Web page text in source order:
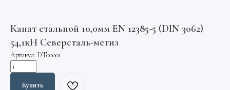
Канат стальной 10,0мм EN 12385-5 (DIN 3062)
54,1кН Северсталь-метиз
Артикул: DT00001
Купить